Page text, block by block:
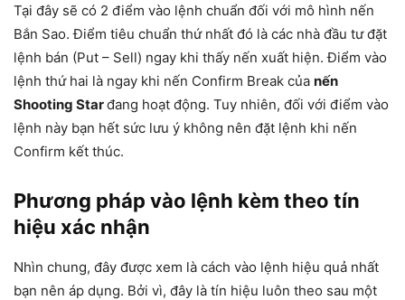
Tại đây sẽ có 2 điểm vào lệnh chuẩn đối với mô hình nến
Bắn Sao. Điểm tiêu chuẩn thứ nhất đó là các nhà đầu tư đặt
lệnh bán (Put – Sell) ngay khi thấy nến xuất hiện. Điểm vào
lệnh thứ hai là ngay khi nến Confirm Break của nến
Shooting Starđang hoạt động. Tuy nhiên, đối với điểm vào
lệnh này bạn hết sức lưu ý không nên đặt lệnh khi nến
Confirm kết thúc.
Phương pháp vào lệnh kèm theo tín
hiệu xác nhận
Nhìn chung, đây được xem là cách vào lệnh hiệu quả nhất
bạn nên áp dụng. Bởi vì, đây là tín hiệu luôn theo sau một